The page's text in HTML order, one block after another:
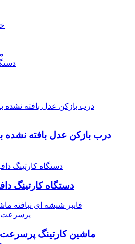
درب بازکن عدل بافته
دستگاه کارتینگ
ماشین کارتینگ پرسرعت